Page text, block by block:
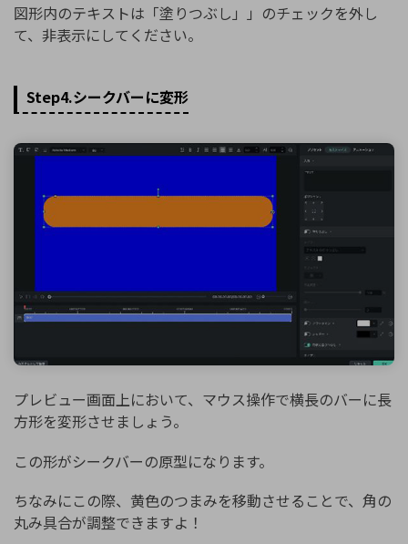
図形内のテキストは「塗りつぶし」」のチェックを外し
て、非表示にしてください。
Step4.シークバーに変形
プレビュー画面上において、マウス操作で横長のバーに長
方形を変形させましょう。
この形がシークバーの原型になります。
ちなみにこの際、黄色のつまみを移動させることで、角の
丸み具合が調整できますよ！